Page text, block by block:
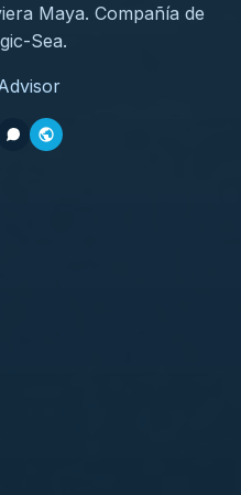
Maya. Compañía de
Sea.